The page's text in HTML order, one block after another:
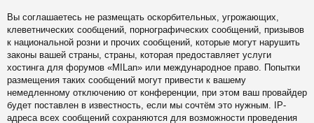
Вы соглашаетесь не размещать оскорбительных, угрожающих,
клеветнических сообщений, порнографических сообщений, призывов
к национальной розни и прочих сообщений, которые могут нарушить
законы вашей страны, страны, которая предоставляет услуги
хостинга для форумов «MILan» или международное право. Попытки
размещения таких сообщений могут привести к вашему
немедленному отключению от конференции, при этом ваш провайдер
будет поставлен в известность, если мы сочтём это нужным. IP-
адреса всех сообщений сохраняются для возможности проведения